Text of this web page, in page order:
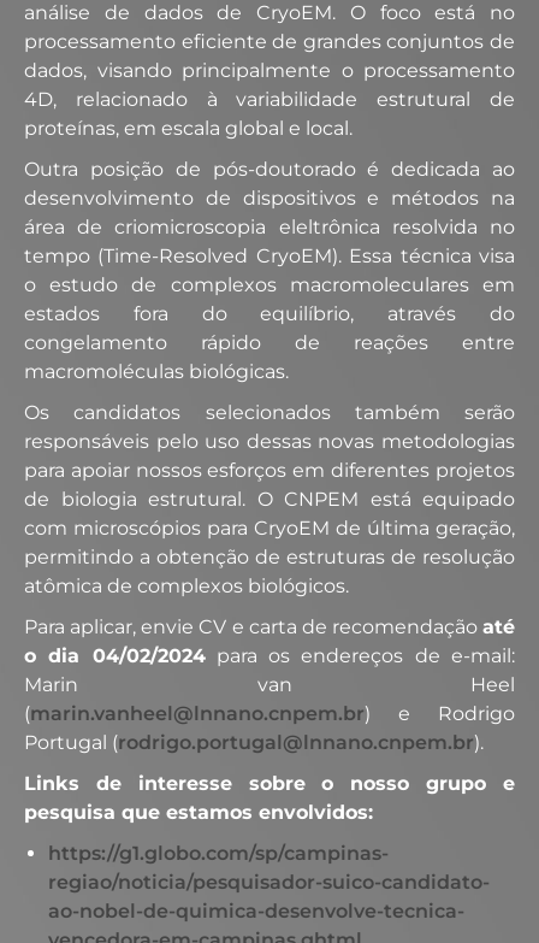
análise de dados de CryoEM. O foco está no
processamento eficiente de grandes conjuntos de
dados, visando principalmente o processamento
4D, relacionado à variabilidade estrutural de
proteínas, em escala global e local.
Outra posição de pós-doutorado é dedicada ao
desenvolvimento de dispositivos e métodos na
área de criomicroscopia eleltrônica resolvida no
tempo (Time-Resolved CryoEM). Essa técnica visa
o estudo de complexos macromoleculares em
estados fora do equilíbrio, através do
congelamento rápido de reações entre
macromoléculas biológicas.
Os candidatos selecionados também serão
responsáveis pelo uso dessas novas metodologias
para apoiar nossos esforços em diferentes projetos
de biologia estrutural. O CNPEM está equipado
com microscópios para CryoEM de última geração,
permitindo a obtenção de estruturas de resolução
atômica de complexos biológicos.
Para aplicar, envie CV e carta de recomendação até
o dia 04/02/2024para os endereços de e-mail:
Marin van Heel
(marin.vanheel@lnnano.cnpem.br) e Rodrigo
Portugal (rodrigo.portugal@lnnano.cnpem.br).
Links de interesse sobre o nosso grupo e
pesquisa que estamos envolvidos:
https://g1.globo.com/sp/campinas-
regiao/noticia/pesquisador-suico-candidato-
ao-nobel-de-quimica-desenvolve-tecnica-